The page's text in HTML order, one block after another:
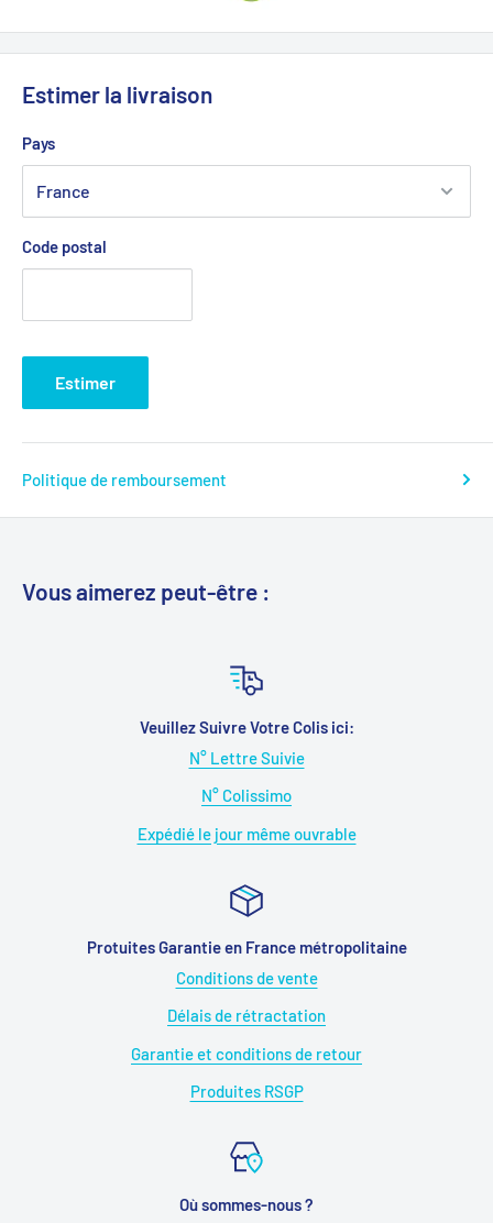
Estimer la livraison
Pays
Code postal
Estimer
Politique de remboursement
Vous aimerez peut-être :
Veuillez Suivre Votre Colis ici:
N° Lettre Suivie
N° Colissimo
Expédié le jour même ouvrable
Protuites Garantie en France métropolitaine
Conditions de vente
Délais de rétractation
Garantie et conditions de retour
Produites RSGP
Où sommes-nous ?